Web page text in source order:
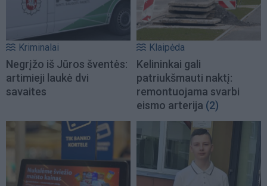
Kriminalai
Negrįžo iš Jūros šventės:
artimieji laukė dvi
savaites
Klaipėda
Kelininkai gali
patriukšmauti naktį:
remontuojama svarbi
eismo arterija (2)